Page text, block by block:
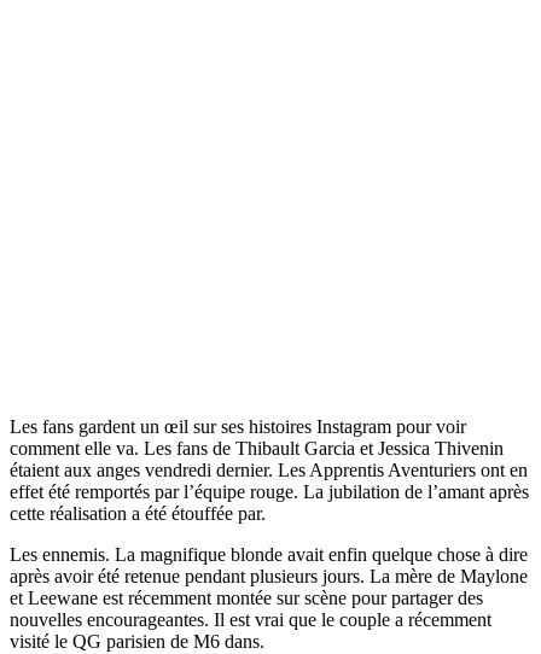
Les fans gardent un œil sur ses histoires Instagram pour voir
comment elle va. Les fans de Thibault Garcia et Jessica Thivenin
étaient aux anges vendredi dernier. Les Apprentis Aventuriers ont en
effet été remportés par l’équipe rouge. La jubilation de l’amant après
cette réalisation a été étouffée par.
Les ennemis. La magnifique blonde avait enfin quelque chose à dire
après avoir été retenue pendant plusieurs jours. La mère de Maylone
et Leewane est récemment montée sur scène pour partager des
nouvelles encourageantes. Il est vrai que le couple a récemment
visité le QG parisien de M6 dans.